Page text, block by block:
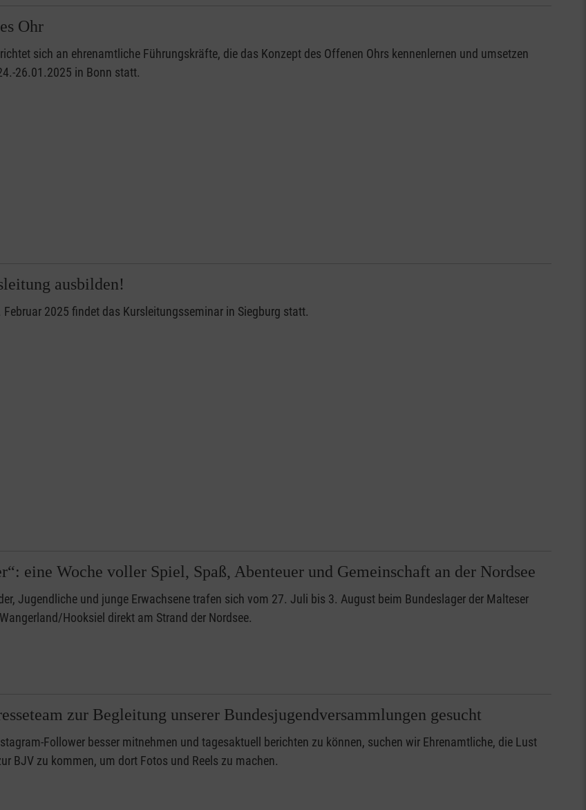
Ohr
sich an ehrenamtliche Führungskräfte, die das Konzept des Offenen Ohrs kennenlernen und umsetzen
26.01.2025 in Bonn statt.
ausbilden!
Februar 2025 findet das Kursleitungsseminar in Siegburg statt.
eine Woche voller Spiel, Spaß, Abenteuer und Gemeinschaft an der Nordsee
Jugendliche und junge Erwachsene trafen sich vom 27. Juli bis 3. August beim Bundeslager der Malteser
Hooksiel direkt am Strand der Nordsee.
zur Begleitung unserer Bundesjugendversammlungen gesucht
Follower besser mitnehmen und tagesaktuell berichten zu können, suchen wir Ehrenamtliche, die Lust
BJV zu kommen, um dort Fotos und Reels zu machen.